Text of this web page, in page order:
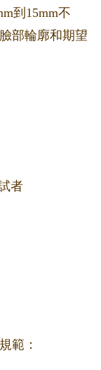
到15mm不
部輪廓和期望
者
範：